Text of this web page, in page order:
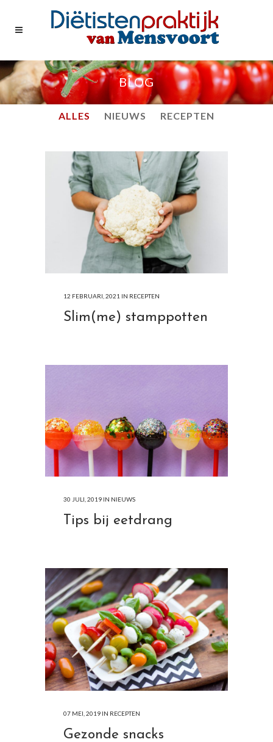
BLOG
ALLES NIEUWS RECEPTEN
12 FEBRUARI, 2021 IN RECEPTEN
Slim(me) stamppotten
30 JULI, 2019 IN NIEUWS
Tips bij eetdrang
07 MEI, 2019 IN RECEPTEN
Gezonde snacks